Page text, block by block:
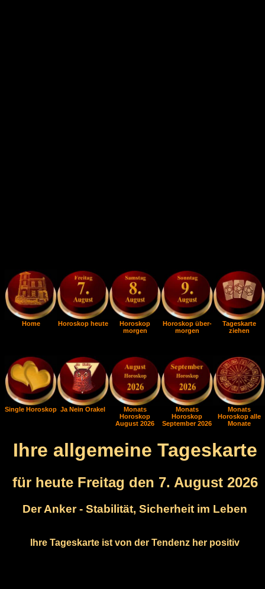
Home Horoskop heute
Horoskop
morgen
Horoskop über-
morgen
Tageskarte
ziehen
Single Horoskop Ja Nein Orakel
Monats
Horoskop
August 2026
Monats
Horoskop
September 2026
Monats
Horoskop alle
Monate
Ihre allgemeine Tageskarte
für heute Freitag den 7. August 2026
Der Anker - Stabilität, Sicherheit im Leben
Ihre Tageskarte ist von der Tendenz her positiv